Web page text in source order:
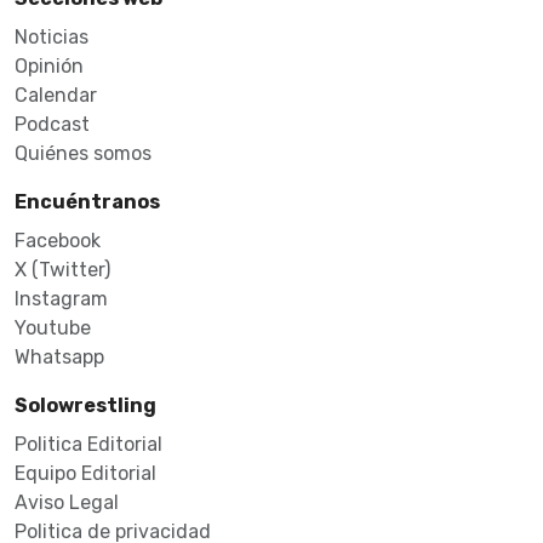
Noticias
Opinión
Calendar
Podcast
Quiénes somos
Encuéntranos
Facebook
X (Twitter)
Instagram
Youtube
Whatsapp
Solowrestling
Politica Editorial
Equipo Editorial
Aviso Legal
Politica de privacidad